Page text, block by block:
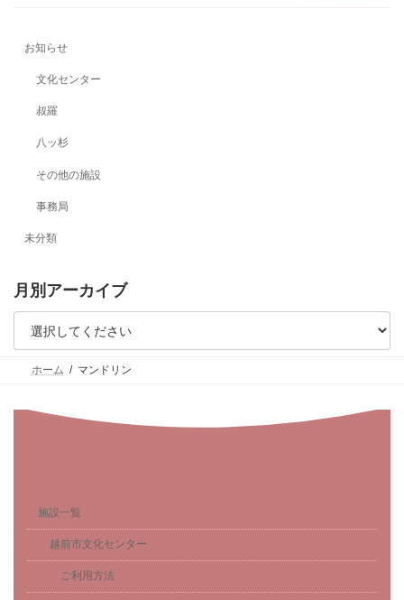
お知らせ
文化センター
叔羅
八ッ杉
その他の施設
事務局
未分類
月別アーカイブ
ホーム マンドリン
施設一覧
越前市文化センター
ご利用方法